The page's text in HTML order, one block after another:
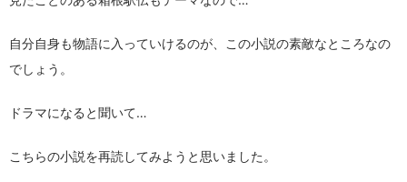
自分自身も物語に入っていけるのが、この小説の素敵なところなの
でしょう。
ドラマになると聞いて…
こちらの小説を再読してみようと思いました。